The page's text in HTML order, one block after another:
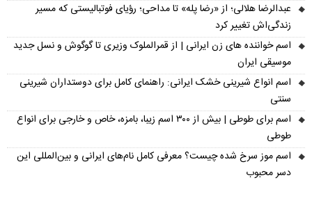
عبدالرضا هلالی؛ از «رضا پله» تا مداحی؛ رؤیای فوتبالیستی که مسیر
زندگی‌اش تغییر کرد
اسم خواننده های زن ایرانی | از قمرالملوک وزیری تا گوگوش و نسل جدید
موسیقی ایران
اسم انواع شیرینی خشک ایرانی: راهنمای کامل برای دوستداران شیرینی
سنتی
اسم برای طوطی | بیش از ۳۰۰ اسم زیبا، بامزه، خاص و خارجی برای انواع
طوطی
اسم موز سرخ شده چیست؟ معرفی کامل نام‌های ایرانی و بین‌المللی این
دسر محبوب